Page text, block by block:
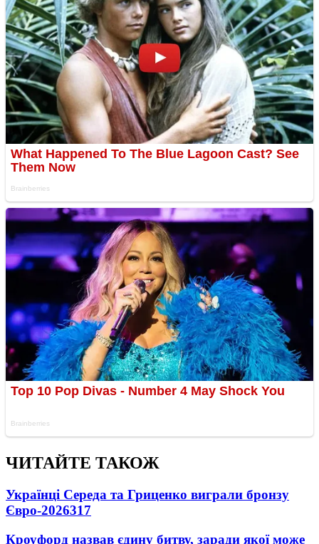
ЧИТАЙТЕ ТАКОЖ
Українці Середа та Гриценко виграли бронзу
Євро-2026317
Кроуфорд назвав єдину битву, заради якої може